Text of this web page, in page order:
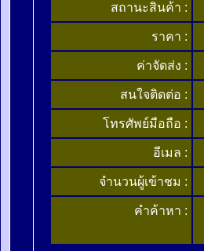
สถานะสินค้า :
ราคา :
ค่าจัดส่ง :
สนใจติดต่อ :
โทรศัพย์มือถือ :
อีเมล :
จำนวนผู้เข้าชม :
คำค้าหา :